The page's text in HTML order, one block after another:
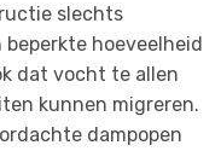
slechts
hoeveelheid
dat vocht te allen
kunnen migreren.
dampopen